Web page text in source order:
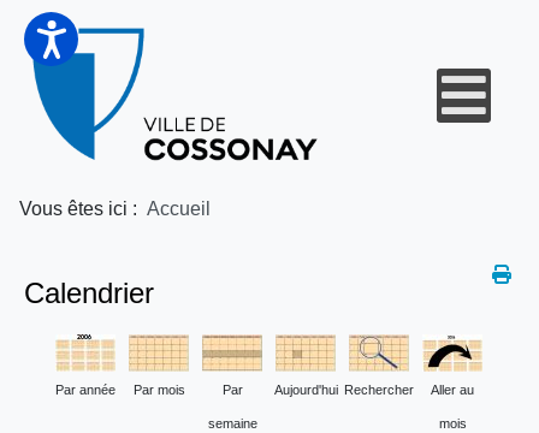
Vous êtes ici : Accueil
Calendrier
Par année Par mois Par
semaine
Aujourd'hui Rechercher Aller au
mois